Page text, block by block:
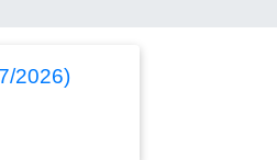
2026)